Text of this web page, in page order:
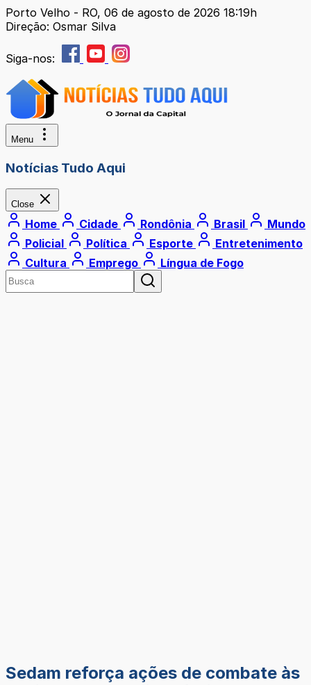
Porto Velho - RO, 06 de agosto de 2026 18:19h
Direção: Osmar Silva
Siga-nos:
Menu
Notícias Tudo Aqui
Close
Home Cidade Rondônia Brasil
Mundo
Policial
Política Esporte
Entretenimento
Cultura
Emprego Língua de Fogo
Sedam reforça ações de combate às